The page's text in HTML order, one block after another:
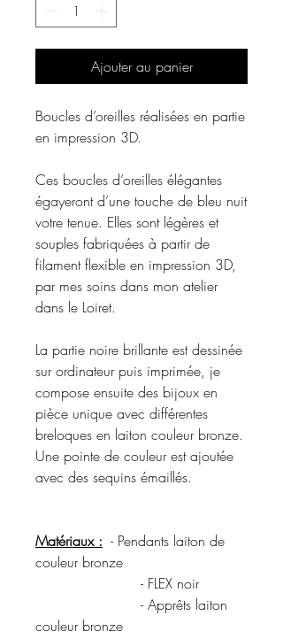
Ajouter au panier
Boucles d’oreilles réalisées en partie
en impression 3D.
Ces boucles d’oreilles élégantes
égayeront d’une touche de bleu nuit
votre tenue. Elles sont légères et
souples fabriquées à partir de
filament flexible en impression 3D,
par mes soins dans mon atelier
dans le Loiret.
La partie noire brillante est dessinée
sur ordinateur puis imprimée, je
compose ensuite des bijoux en
pièce unique avec différentes
breloques en laiton couleur bronze.
Une pointe de couleur est ajoutée
avec des sequins émaillés.
Matériaux : - Pendants laiton de
couleur bronze
- FLEX noir
- Apprêts laiton
couleur bronze